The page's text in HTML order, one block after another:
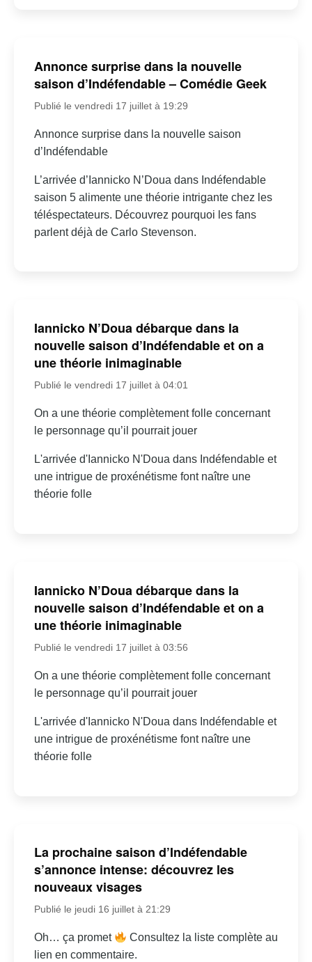
Annonce surprise dans la nouvelle
saison d’Indéfendable – Comédie Geek
Publié le vendredi 17 juillet à 19:29
Annonce surprise dans la nouvelle saison
d’Indéfendable
L’arrivée d’Iannicko N’Doua dans Indéfendable
saison 5 alimente une théorie intrigante chez les
téléspectateurs. Découvrez pourquoi les fans
parlent déjà de Carlo Stevenson.
Iannicko N’Doua débarque dans la
nouvelle saison d’Indéfendable et on a
une théorie inimaginable
Publié le vendredi 17 juillet à 04:01
On a une théorie complètement folle concernant
le personnage qu’il pourrait jouer
L'arrivée d'Iannicko N'Doua dans Indéfendable et
une intrigue de proxénétisme font naître une
théorie folle
Iannicko N’Doua débarque dans la
nouvelle saison d’Indéfendable et on a
une théorie inimaginable
Publié le vendredi 17 juillet à 03:56
On a une théorie complètement folle concernant
le personnage qu’il pourrait jouer
L'arrivée d'Iannicko N'Doua dans Indéfendable et
une intrigue de proxénétisme font naître une
théorie folle
La prochaine saison d’Indéfendable
s’annonce intense: découvrez les
nouveaux visages
Publié le jeudi 16 juillet à 21:29
Oh… ça promet
Consultez la liste complète au
lien en commentaire.